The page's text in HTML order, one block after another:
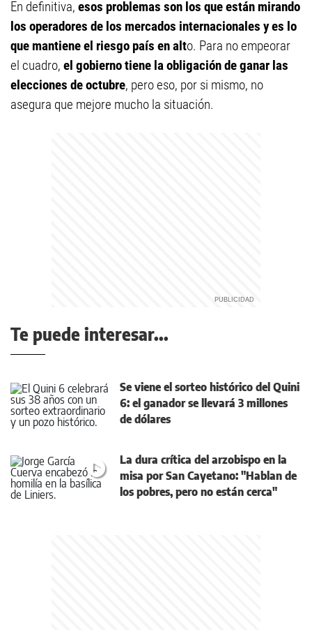
En definitiva, esos problemas son los que están mirando
los operadores de los mercados internacionales y es lo
que mantiene el riesgo país en alto. Para no empeorar
el cuadro, el gobierno tiene la obligación de ganar las
elecciones de octubre, pero eso, por si mismo, no
asegura que mejore mucho la situación.
Te puede interesar...
Se viene el sorteo histórico del Quini
6: el ganador se llevará 3 millones
de dólares
La dura crítica del arzobispo en la
misa por San Cayetano: "Hablan de
los pobres, pero no están cerca"